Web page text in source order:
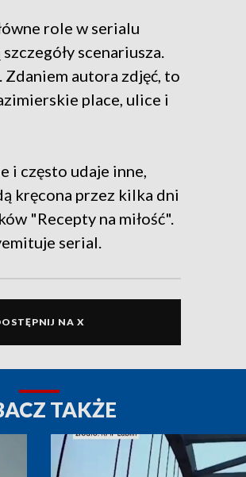
role w serialu
scenariusza.
autora zdjęć, to
place, ulice i
i często udaje inne,
kręcona przez kilka dni
"Recepty na miłość".
serial.
NA X
TAKŻE